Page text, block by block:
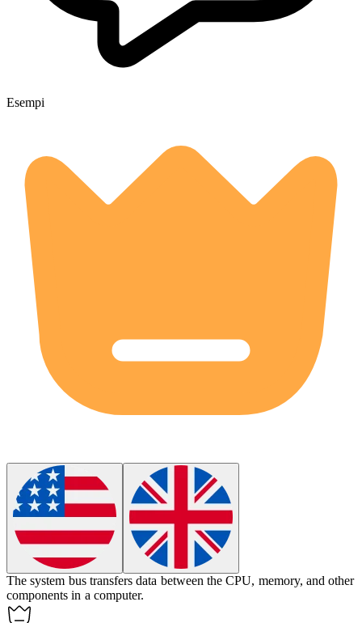
Esempi
The system bus transfers data between the CPU, memory, and other
components in a computer.